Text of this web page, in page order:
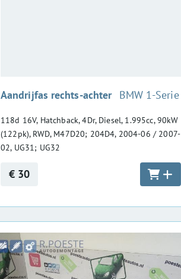
Aandrijfas rechts-achter :BMW 1-Serie
118d 16V, Hatchback, 4Dr, Diesel, 1.995cc, 90kW
(122pk), RWD, M47D20; 204D4, 2004-06 / 2007-
02, UG31; UG32
€ 30